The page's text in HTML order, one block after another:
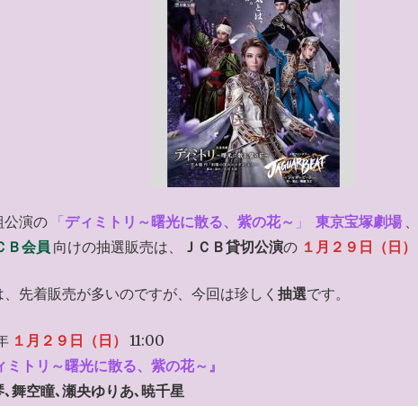
公演の 「ディミトリ～曙光に散る、紫の花～ 」 東京宝塚劇場 、
Ｂ会員 向けの抽選販売は、 ＪＣＢ貸切公演の １月２９日（日）
先着販売が多いのですが、今回は珍しく 抽選です。
１月２９日（日）
11:00
ミトリ～曙光に散る、紫の花～』
､舞空瞳､瀬央ゆりあ､暁千星